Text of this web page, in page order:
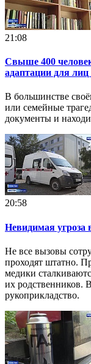
21:08
Свыше 400
адаптации для лиц
В большинстве
или семейные
документы и
20:58
Невидимая угроза
Не все вызовы
проходят штатно.
медики
их родственников.
рукоприкладство.